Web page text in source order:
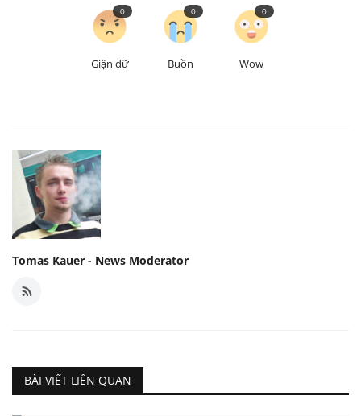
Giận dữ
0
Buồn
0
Wow
0
Tomas Kauer - News Moderator
BÀI VIẾT LIÊN QUAN